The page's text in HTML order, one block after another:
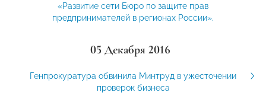
«Развитие сети Бюро по защите прав
предпринимателей в регионах России».
05 Декабря 2016
Генпрокуратура обвинила Минтруд в ужесточении
проверок бизнеса